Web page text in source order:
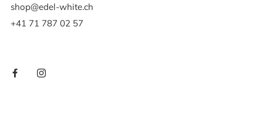
shop@edel-white.ch
+41 71 787 02 57